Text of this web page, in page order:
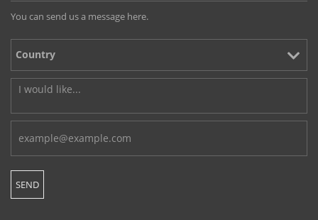
You can send us a message here.